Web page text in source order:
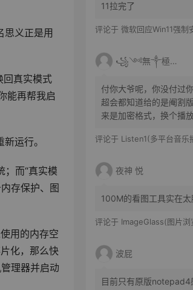
义正是用
回真实模式
能再帮我启
运行。
而“真实模
存保护、图
用的内存空
化，那么快
理器并启动
11拉完了
评论于 微软回应Win11强制安装争议：未涉及
꧁༺無༒極༻꧂
付你大爷呢，你没付过
超会都知道给的是阉割
来是加密格式，换个播
评论于 Listen1(多平台音
夜神 悦
100M的看图工具实在太
评论于 ImageGlass(图片浏览工具)
波屁
目前只有原版notepad4